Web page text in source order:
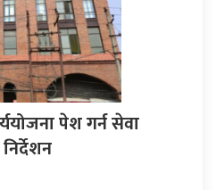
पेश गर्न सेवा